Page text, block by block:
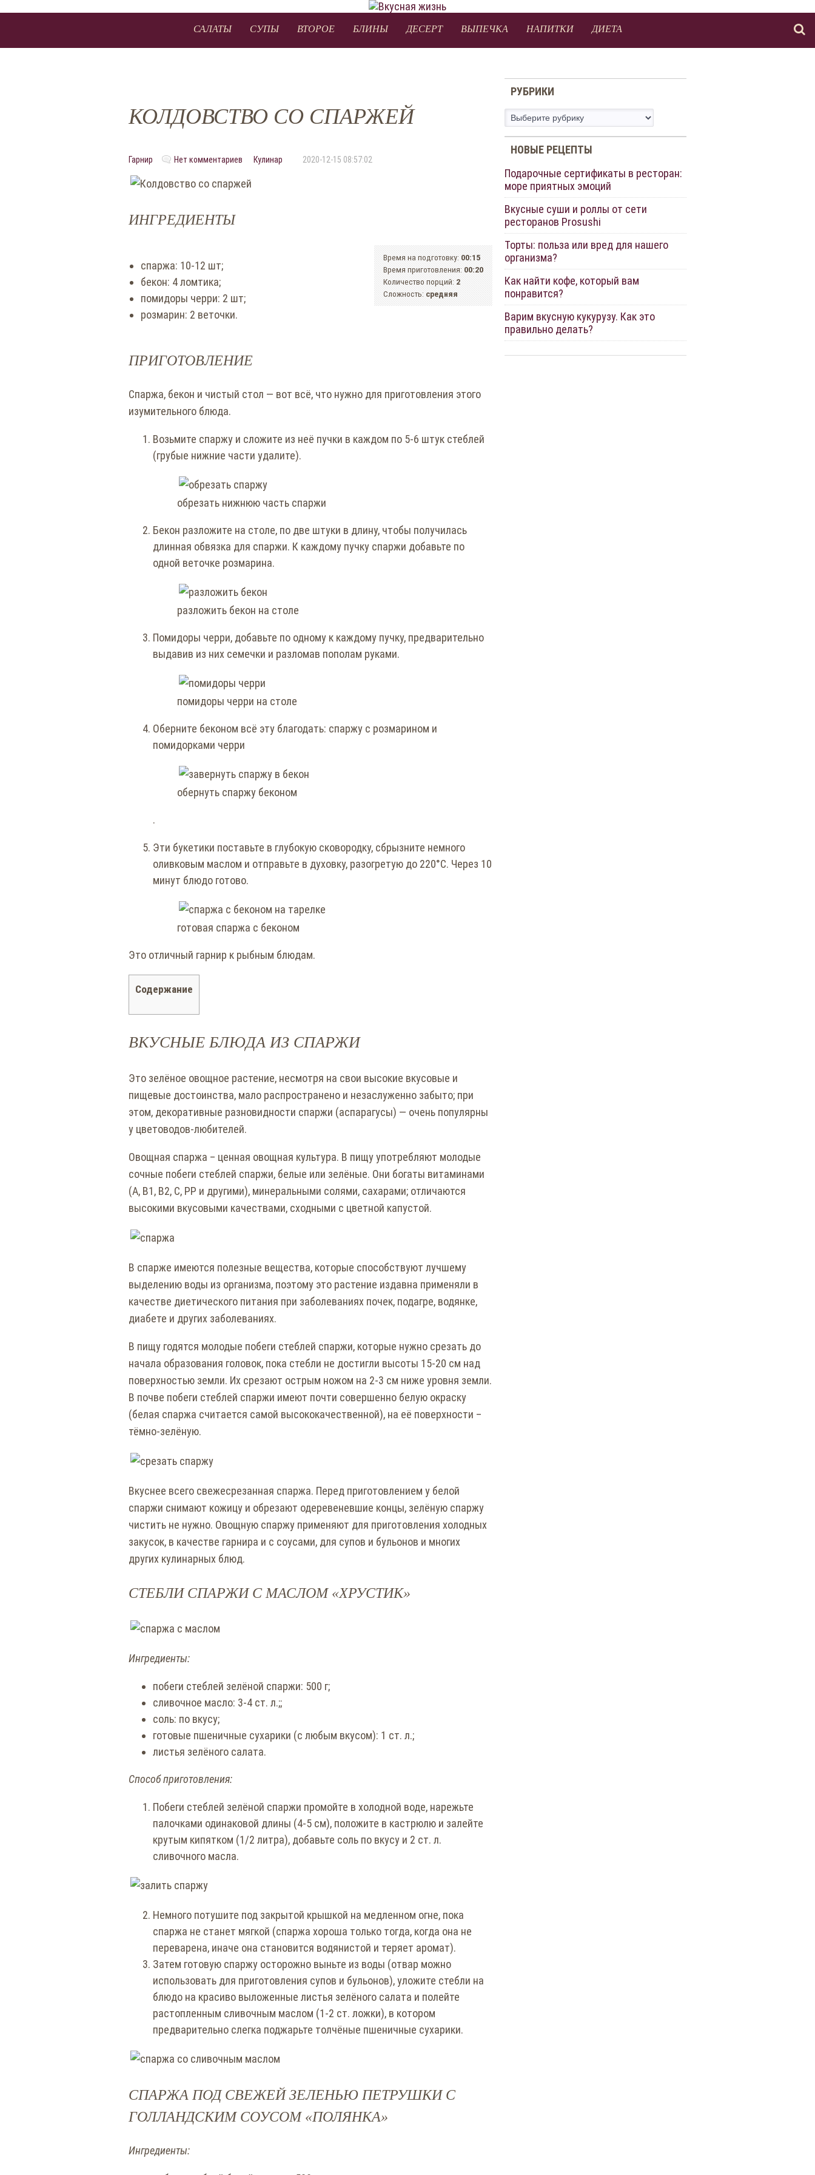
САЛАТЫ СУПЫ ВТОРОЕ БЛИНЫ ДЕСЕРТ ВЫПЕЧКА НАПИТКИ ДИЕТА
КОЛДОВСТВО СО СПАРЖЕЙ
Гарнир Нет комментариев Кулинар 2020-12-15 08:57:02
ИНГРЕДИЕНТЫ
спаржа: 10-12 шт;
бекон: 4 ломтика;
помидоры черри: 2 шт;
розмарин: 2 веточки.
Время на подготовку:00:15
Время приготовления:00:20
Количество порций:2
Сложность:средняя
ПРИГОТОВЛЕНИЕ
Спаржа, бекон и чистый стол — вот всё, что нужно для приготовления этого
изумительного блюда.
Возьмите спаржу и сложите из неё пучки в каждом по 5-6 штук стеблей
(грубые нижние части удалите).
обрезать нижнюю часть спаржи
Бекон разложите на столе, по две штуки в длину, чтобы получилась
длинная обвязка для спаржи. К каждому пучку спаржи добавьте по
одной веточке розмарина.
разложить бекон на столе
Помидоры черри, добавьте по одному к каждому пучку, предварительно
выдавив из них семечки и разломав пополам руками.
помидоры черри на столе
Оберните беконом всё эту благодать: спаржу с розмарином и
помидорками черри
обернуть спаржу беконом
.
Эти букетики поставьте в глубокую сковородку, сбрызните немного
оливковым маслом и отправьте в духовку, разогретую до 220°С. Через 10
минут блюдо готово.
готовая спаржа с беконом
Это отличный гарнир к рыбным блюдам.
Содержание
ВКУСНЫЕ БЛЮДА ИЗ СПАРЖИ
Это зелёное овощное растение, несмотря на свои высокие вкусовые и
пищевые достоинства, мало распространено и незаслуженно забыто; при
этом, декоративные разновидности спаржи (аспарагусы) — очень популярны
у цветоводов-любителей.
Овощная спаржа – ценная овощная культура. В пищу употребляют молодые
сочные побеги стеблей спаржи, белые или зелёные. Они богаты витаминами
(А, В1, В2, С, РР и другими), минеральными солями, сахарами; отличаются
высокими вкусовыми качествами, сходными с цветной капустой.
В спарже имеются полезные вещества, которые способствуют лучшему
выделению воды из организма, поэтому это растение издавна применяли в
качестве диетического питания при заболеваниях почек, подагре, водянке,
диабете и других заболеваниях.
В пищу годятся молодые побеги стеблей спаржи, которые нужно срезать до
начала образования головок, пока стебли не достигли высоты 15-20 см над
поверхностью земли. Их срезают острым ножом на 2-3 см ниже уровня земли.
В почве побеги стеблей спаржи имеют почти совершенно белую окраску
(белая спаржа считается самой высококачественной), на её поверхности –
тёмно-зелёную.
Вкуснее всего свежесрезанная спаржа. Перед приготовлением у белой
спаржи снимают кожицу и обрезают одеревеневшие концы, зелёную спаржу
чистить не нужно. Овощную спаржу применяют для приготовления холодных
закусок, в качестве гарнира и с соусами, для супов и бульонов и многих
других кулинарных блюд.
СТЕБЛИ СПАРЖИ С МАСЛОМ «ХРУСТИК»
Ингредиенты:
побеги стеблей зелёной спаржи: 500 г;
сливочное масло: 3-4 ст. л.;;
соль: по вкусу;
готовые пшеничные сухарики (с любым вкусом): 1 ст. л.;
листья зелёного салата.
Способ приготовления:
Побеги стеблей зелёной спаржи промойте в холодной воде, нарежьте
палочками одинаковой длины (4-5 см), положите в кастрюлю и залейте
крутым кипятком (1/2 литра), добавьте соль по вкусу и 2 ст. л.
сливочного масла.
Немного потушите под закрытой крышкой на медленном огне, пока
спаржа не станет мягкой (спаржа хороша только тогда, когда она не
переварена, иначе она становится водянистой и теряет аромат).
Затем готовую спаржу осторожно выньте из воды (отвар можно
использовать для приготовления супов и бульонов), уложите стебли на
блюдо на красиво выложенные листья зелёного салата и полейте
растопленным сливочным маслом (1-2 ст. ложки), в котором
предварительно слегка поджарьте толчёные пшеничные сухарики.
СПАРЖА ПОД СВЕЖЕЙ ЗЕЛЕНЬЮ ПЕТРУШКИ С
ГОЛЛАНДСКИМ СОУСОМ «ПОЛЯНКА»
Ингредиенты:
РУБРИКИ
Рубрики
НОВЫЕ РЕЦЕПТЫ
Подарочные сертификаты в ресторан:
море приятных эмоций
Вкусные суши и роллы от сети
ресторанов Prosushi
Торты: польза или вред для нашего
организма?
Как найти кофе, который вам
понравится?
Варим вкусную кукурузу. Как это
правильно делать?